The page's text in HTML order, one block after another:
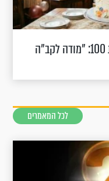
שורדת השואה שחוגגת 100: "מודה לקב"ה
לכל המאמרים